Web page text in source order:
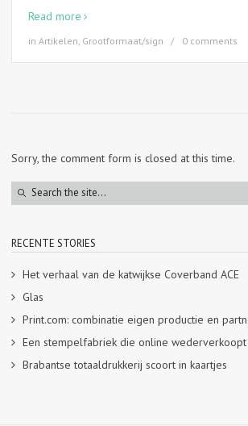
Read more
in Artikelen Grootformaat/sign 0 comments
Sorry, the comment form is closed at this time.
RECENTE STORIES
Het verhaal van de katwijkse Coverband ACE
Glas
Print.com: combinatie eigen productie en
Een stempelfabriek die online wederverkoopt
Brabantse totaaldrukkerij scoort in kaartjes